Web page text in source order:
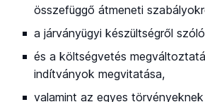
összefüggő átmeneti
a járványügyi készültségről
és a költségvetés
indítványok megvitatása,
valamint az egyes